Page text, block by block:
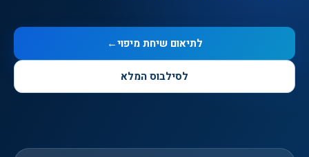
לתיאום שיחת מיפוי←
לסילבוס המלא